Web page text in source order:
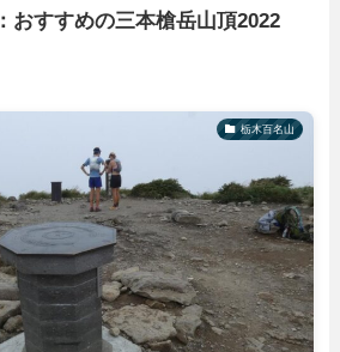
おすすめの三本槍岳山頂2022
栃木百名山